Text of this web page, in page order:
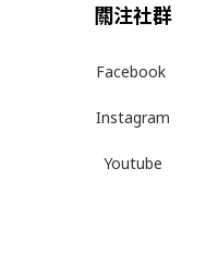
關注社群
Facebook
Instagram
Youtube